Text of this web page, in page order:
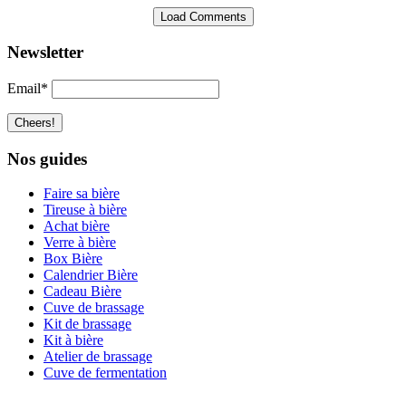
Load Comments
Newsletter
Email*
Nos guides
Faire sa bière
Tireuse à bière
Achat bière
Verre à bière
Box Bière
Calendrier Bière
Cadeau Bière
Cuve de brassage
Kit de brassage
Kit à bière
Atelier de brassage
Cuve de fermentation